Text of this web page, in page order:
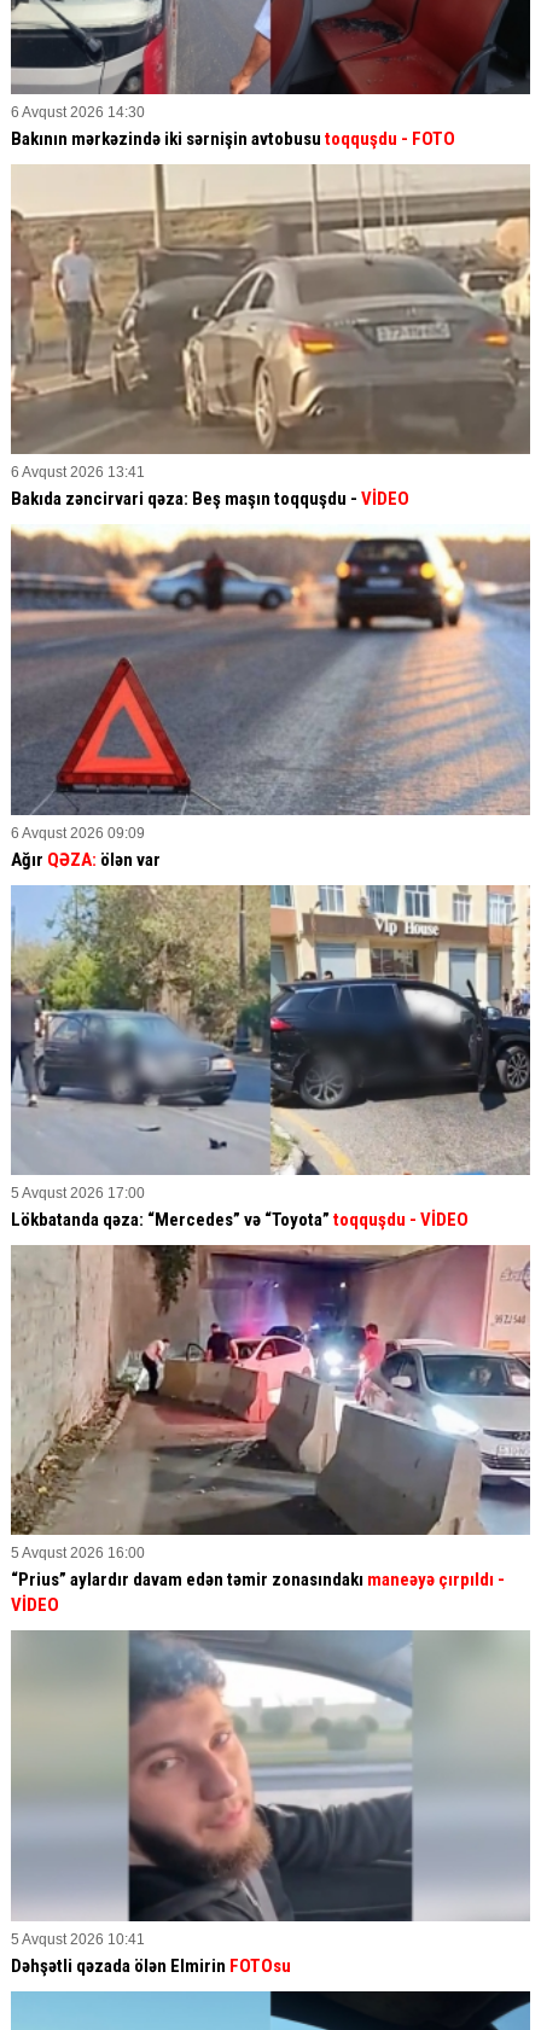
6 Avqust 2026 14:30
Bakının mərkəzində iki sərnişin avtobusu toqquşdu - FOTO
6 Avqust 2026 13:41
Bakıda zəncirvari qəza: Beş maşın toqquşdu - VİDEO
6 Avqust 2026 09:09
Ağır QƏZA: ölən var
5 Avqust 2026 17:00
Lökbatanda qəza: “Mercedes” və “Toyota” toqquşdu - VİDEO
5 Avqust 2026 16:00
“Prius” aylardır davam edən təmir zonasındakı maneəyə çırpıldı -
VİDEO
5 Avqust 2026 10:41
Dəhşətli qəzada ölən Elmirin FOTOsu